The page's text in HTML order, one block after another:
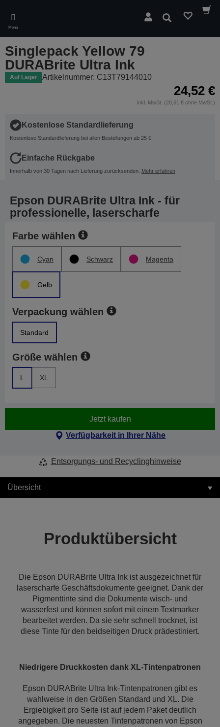
main
content
Menü
Suchen
Singlepack Yellow 79
DURABrite Ultra Ink
Auf Lager Artikelnummer: C13T79144010
24,52 €
inkl. MwSt. (20,61 € ohne MwSt.)
Kostenlose Standardlieferung
Kostenlose Standardlieferung bei allen Bestellungen ab 25 €
Einfache Rückgabe
Innerhalb von 30 Tagen nach Lieferung zurücksenden. Mehr erfahren
Epson DURABrite Ultra Ink - für
professionelle, laserscharfe
Farbe wählen
Cyan Schwarz Magenta
Gelb
Verpackung wählen
Standard
Größe wählen
L XL
Jetzt kaufen
Verfügbarkeit in Ihrer Nähe
Entsorgungs- und Recyclinghinweise
Übersicht
Produktübersicht
Die Epson DURABrite Ultra Ink ist ausgezeichnet für
laserscharfe Geschäftsdokumente geeignet. Dank der
Pigmenttinte sind die Dokumente wisch- und
wasserfest und können sofort mit einem Textmarker
bearbeitet werden. Da sie sehr schnell trocknet, ist
diese Tinte für den beidseitigen Druck prädestiniert.
Niedrigere Druckkosten dank XL-Tintenpatronen
Epson DURABrite Ultra Ink-Tintenpatronen gibt es
wahlweise in den Größen Standard und XL. Die
Ergiebigkeit pro Seite ist auf jedem Paket deutlich
angegeben. Die neuesten Tintenpatronen von Epson